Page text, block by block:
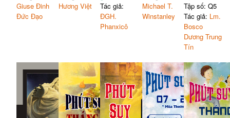
Giuse Đinh
Đức Đạo
Hương Việt
Tác giả:
ĐGH.
Phanxicô
Michael T.
Winstanley
Tập số: Q5
Tác giả: Lm.
Bosco
Dương Trung
Tín